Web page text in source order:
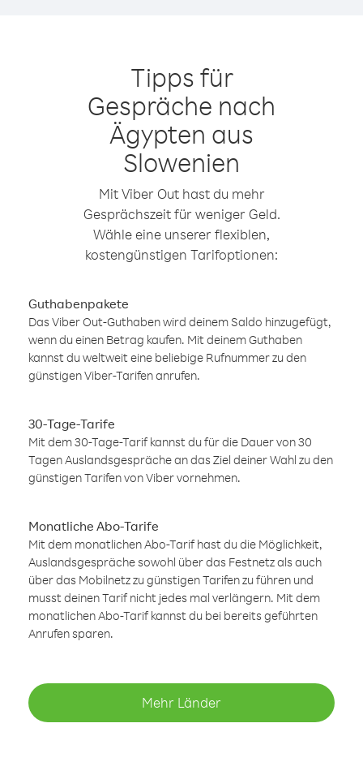
Tipps für
Gespräche nach
Ägypten aus
Slowenien
Mit Viber Out hast du mehr
Gesprächszeit für weniger Geld.
Wähle eine unserer flexiblen,
kostengünstigen Tarifoptionen:
Guthabenpakete
Das Viber Out-Guthaben wird deinem Saldo hinzugefügt,
wenn du einen Betrag kaufen. Mit deinem Guthaben
kannst du weltweit eine beliebige Rufnummer zu den
günstigen Viber-Tarifen anrufen.
30-Tage-Tarife
Mit dem 30-Tage-Tarif kannst du für die Dauer von 30
Tagen Auslandsgespräche an das Ziel deiner Wahl zu den
günstigen Tarifen von Viber vornehmen.
Monatliche Abo-Tarife
Mit dem monatlichen Abo-Tarif hast du die Möglichkeit,
Auslandsgespräche sowohl über das Festnetz als auch
über das Mobilnetz zu günstigen Tarifen zu führen und
musst deinen Tarif nicht jedes mal verlängern. Mit dem
monatlichen Abo-Tarif kannst du bei bereits geführten
Anrufen sparen.
Mehr Länder